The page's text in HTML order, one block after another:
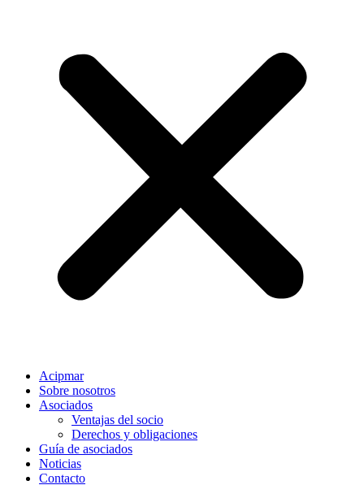
Acipmar
Sobre nosotros
Asociados
Ventajas del socio
Derechos y obligaciones
Guía de asociados
Noticias
Contacto